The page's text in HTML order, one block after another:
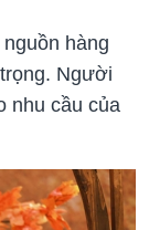
hàng
Người
nhu cầu của